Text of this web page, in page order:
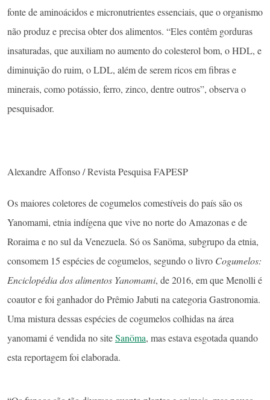
fonte de aminoácidos e micronutrientes essenciais, que o organismo
não produz e precisa obter dos alimentos. “Eles contêm gorduras
insaturadas, que auxiliam no aumento do colesterol bom, o HDL, e
diminuição do ruim, o LDL, além de serem ricos em fibras e
minerais, como potássio, ferro, zinco, dentre outros”, observa o
pesquisador.
Alexandre Affonso / Revista Pesquisa FAPESP
Os maiores coletores de cogumelos comestíveis do país são os
Yanomami, etnia indígena que vive no norte do Amazonas e de
Roraima e no sul da Venezuela. Só os Sanöma, subgrupo da etnia,
consomem 15 espécies de cogumelos, segundo o livro Cogumelos:
Enciclopédia dos alimentos Yanomami, de 2016, em que Menolli é
coautor e foi ganhador do Prêmio Jabuti na categoria Gastronomia.
Uma mistura dessas espécies de cogumelos colhidas na área
yanomami é vendida no siteSanöma, mas estava esgotada quando
esta reportagem foi elaborada.